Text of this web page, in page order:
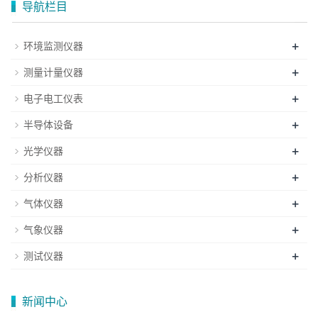
导航栏目
环境监测仪器 +
测量计量仪器 +
电子电工仪表 +
半导体设备 +
光学仪器 +
分析仪器 +
气体仪器 +
气象仪器 +
测试仪器 +
新闻中心